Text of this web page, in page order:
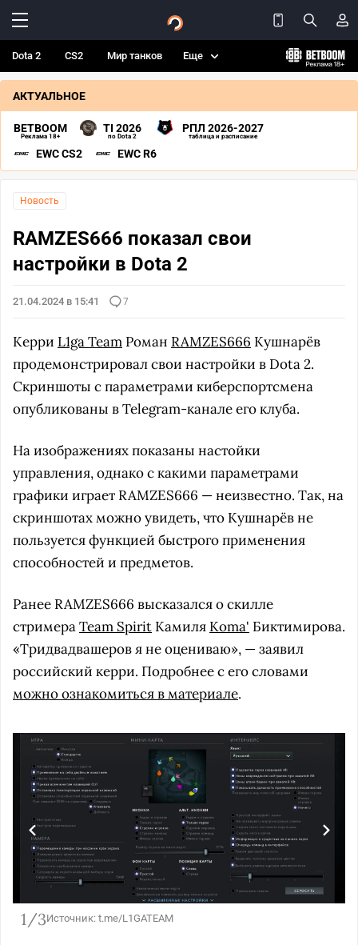
Dota 2 CS2 Мир танков Еще
АКТУАЛЬНОЕ
BETBOOM
Реклама 18+
TI 2026
по Dota 2
РПЛ 2026-2027
таблица и расписание
EWC CS2 EWC R6
Новость
RAMZES666 показал свои
настройки в Dota 2
21.04.2024 в 15:41 7
Керри L1ga Team Роман RAMZES666 Кушнарёв
продемонстрировал свои настройки в Dota 2.
Скриншоты с параметрами киберспортсмена
опубликованы в Telegram-канале его клуба.
На изображениях показаны настойки
управления, однако с какими параметрами
графики играет RAMZES666 — неизвестно. Так, на
скриншотах можно увидеть, что Кушнарёв не
пользуется функцией быстрого применения
способностей и предметов.
Ранее RAMZES666 высказался о скилле
стримераTeam Spirit Камиля Koma' Биктимирова.
«Тридвадвашеров я не оцениваю», — заявил
российский керри. Подробнее с его словами
можно ознакомиться в материале.
1/3Источник: t.me/L1GATEAM